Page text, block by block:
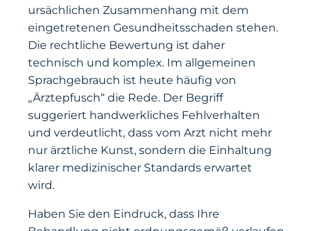
ursächlichen Zusammenhang mit dem
eingetretenen Gesundheitsschaden stehen.
Die rechtliche Bewertung ist daher
technisch und komplex. Im allgemeinen
Sprachgebrauch ist heute häufig von
„Ärztepfusch“ die Rede. Der Begriff
suggeriert handwerkliches Fehlverhalten
und verdeutlicht, dass vom Arzt nicht mehr
nur ärztliche Kunst, sondern die Einhaltung
klarer medizinischer Standards erwartet
wird.
Haben Sie den Eindruck, dass Ihre